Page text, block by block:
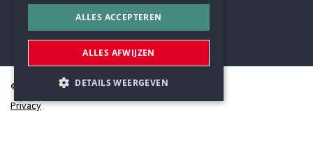
© Humanistisch Verbond 2026
Privacy
ALLES ACCEPTEREN
ALLES AFWIJZEN
DETAILS WEERGEVEN